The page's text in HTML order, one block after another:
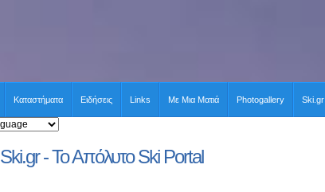
Καταστήματα Ειδήσεις Links Με Μια Ματιά Photogallery Ski.gr
Ski.gr - Το Απόλυτο Ski Portal